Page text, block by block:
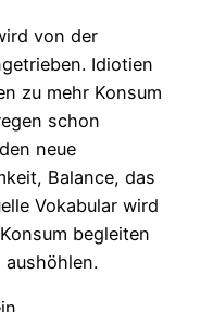
von der
Idiotien
zu mehr Konsum
schon
neue
Balance, das
Vokabular wird
begleiten
aushöhlen.